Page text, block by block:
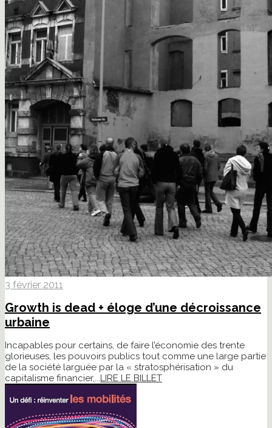
3 février 2011
Growth is dead + éloge d’une décroissance
urbaine
Incapables pour certains, de faire l’économie des trente
glorieuses, les pouvoirs publics tout comme une large partie
de la société larguée par la « stratosphérisation » du
capitalisme financier,...LIRE LE BILLET